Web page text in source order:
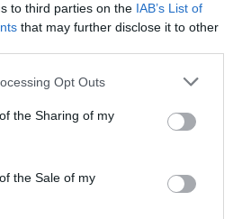
to third parties on the IAB’s List of
that may further disclose it to other
app uses one or more Google
or usage behaviour. You may click to
Google and its third-party tags to
specified purposes in below Google
Opt Outs
the Sharing of my
the Sale of my
εργαλείων πραγματικά
που λένε ‘περισσότερα με
απόδοση. Ο στόχος είναι να
100% της επένδυσης έως το
αυτό γιατί έχουν ήδη
νέες επενδύσεις που θα πρέπει
το καλοκαίρι του 2026. Έχουμε